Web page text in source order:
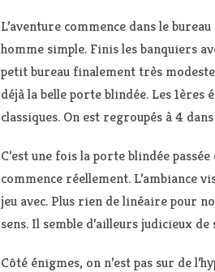
L’aventure commence dans le
homme simple. Finis les banquiers
petit bureau finalement très
déjà la belle porte blindée. Les
classiques. On est regroupés à 4
C’est une fois la porte blindée
commence réellement. L’ambiance
jeu avec. Plus rien de linéaire pour
sens. Il semble d’ailleurs judicieux
Côté énigmes, on n’est pas sur de